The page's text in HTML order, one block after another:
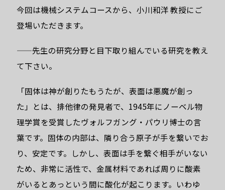
今回は機械システムコースから、小川和洋 教授にご
登場いただきます。
——先生の研究分野と目下取り組んでいる研究を教え
て下さい。
「固体は神が創りたもうたが、表面は悪魔が創っ
た」とは、排他律の発見者で、1945年にノーベル物
理学賞を受賞したヴォルフガング・パウリ博士の言
葉です。固体の内部は、隣り合う原子が手を繋いでお
り、安定です。しかし、表面は手を繋ぐ相手がいない
ため、非常に活性で、金属材料であれば周りに酸素
がいるとあっという間に酸化が起こります。いわゆ